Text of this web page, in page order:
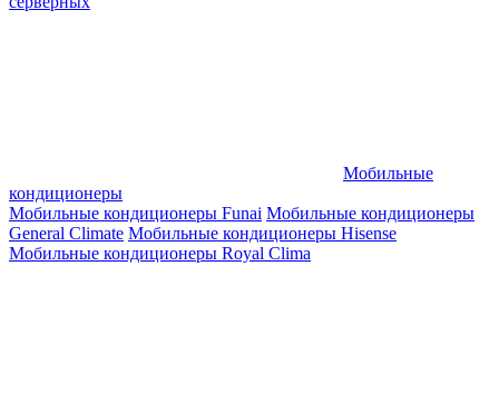
Мобильные
кондиционеры
Мобильные кондиционеры Funai Мобильные кондиционеры
General Climate Мобильные кондиционеры Hisense
Мобильные кондиционеры Royal Clima